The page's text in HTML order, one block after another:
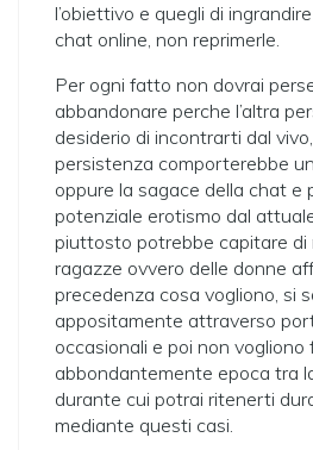
l’obiettivo e quegli di
chat online, non reprimerle.
Per ogni fatto non dovrai
abbandonare perche l’altra
desiderio di incontrarti dal
persistenza comporterebbe
oppure la sagace della chat e
potenziale erotismo dal
piuttosto potrebbe capitare di
ragazze ovvero delle donne
precedenza cosa vogliono, si
appositamente attraverso
occasionali e poi non vogliono
abbondantemente epoca tra
durante cui potrai ritenerti
mediante questi casi.